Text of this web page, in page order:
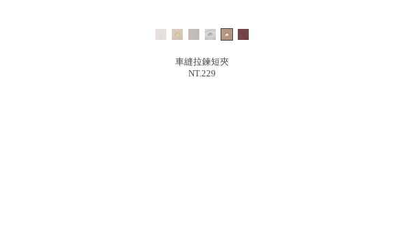
車縫拉鍊短夾
NT.229